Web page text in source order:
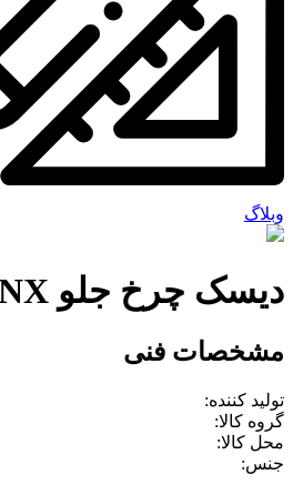
وبلاگ
دیسک چرخ جلو NX
مشخصات فنی
تولید کننده:
گروه کالا:
محل کالا:
جنس: